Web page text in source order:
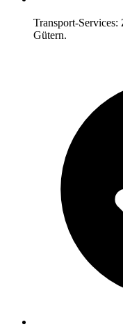
Transport-
Gütern.